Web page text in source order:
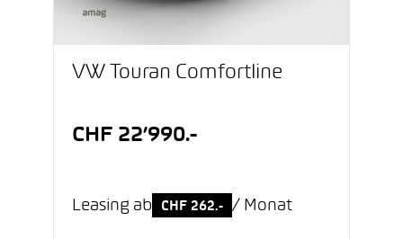
VW Touran Comfortline
CHF 22’990.-
Leasing ab CHF 262.- / Monat